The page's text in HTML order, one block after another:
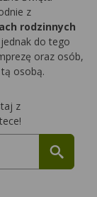
z
rodzinnych
do tego
oraz osób,
osobą.
z